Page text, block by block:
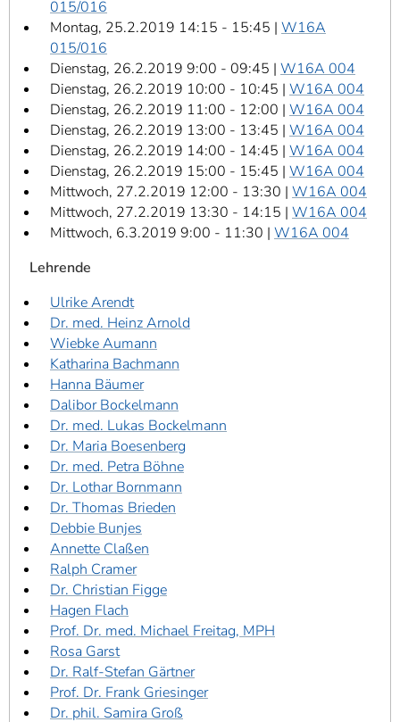
015/016
Montag, 25.2.2019 14:15 - 15:45 | W16A
015/016
Dienstag, 26.2.2019 9:00 - 09:45 | W16A 004
Dienstag, 26.2.2019 10:00 - 10:45 | W16A 004
Dienstag, 26.2.2019 11:00 - 12:00 | W16A 004
Dienstag, 26.2.2019 13:00 - 13:45 | W16A 004
Dienstag, 26.2.2019 14:00 - 14:45 | W16A 004
Dienstag, 26.2.2019 15:00 - 15:45 | W16A 004
Mittwoch, 27.2.2019 12:00 - 13:30 | W16A 004
Mittwoch, 27.2.2019 13:30 - 14:15 | W16A 004
Mittwoch, 6.3.2019 9:00 - 11:30 | W16A 004
Lehrende
Ulrike Arendt
Dr. med. Heinz Arnold
Wiebke Aumann
Katharina Bachmann
Hanna Bäumer
Dalibor Bockelmann
Dr. med. Lukas Bockelmann
Dr. Maria Boesenberg
Dr. med. Petra Böhne
Dr. Lothar Bornmann
Dr. Thomas Brieden
Debbie Bunjes
Annette Claßen
Ralph Cramer
Dr. Christian Figge
Hagen Flach
Prof. Dr. med. Michael Freitag, MPH
Rosa Garst
Dr. Ralf-Stefan Gärtner
Prof. Dr. Frank Griesinger
Dr. phil. Samira Groß